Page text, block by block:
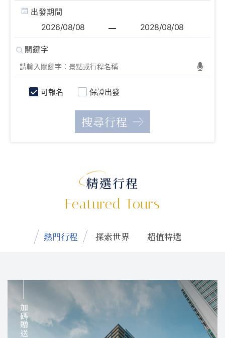
出發期間
可報名 保證出發
精選行程
Featured Tours
熱門行程 探索世界 超值特選
加碼贈送